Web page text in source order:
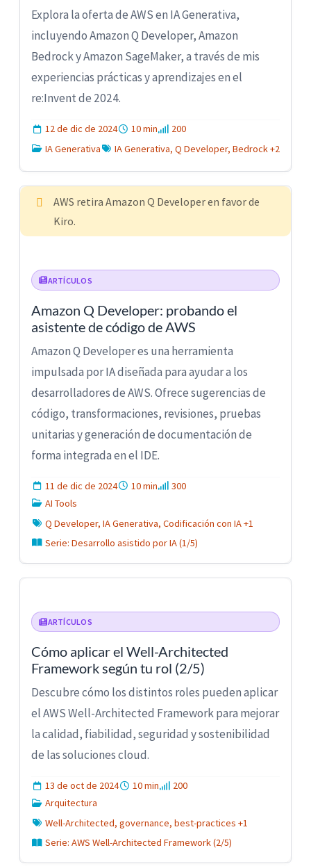
Explora la oferta de AWS en IA Generativa,
incluyendo Amazon Q Developer, Amazon
Bedrock y Amazon SageMaker, a través de mis
experiencias prácticas y aprendizajes en el
re:Invent de 2024.
12 de dic de 2024 10 min
200
IA Generativa
IA Generativa, Q Developer, Bedrock +2
AWS retira Amazon Q Developer en favor de
Kiro.
ARTÍCULOS
Amazon Q Developer: probando el
asistente de código de AWS
Amazon Q Developer es una herramienta
impulsada por IA diseñada para ayudar a los
desarrolladores de AWS. Ofrece sugerencias de
código, transformaciones, revisiones, pruebas
unitarias y generación de documentación de
forma integrada en el IDE.
11 de dic de 2024 10 min
300
AI Tools
Q Developer, IA Generativa, Codificación con IA +1
Serie: Desarrollo asistido por IA (1/5)
ARTÍCULOS
Cómo aplicar el Well-Architected
Framework según tu rol (2/5)
Descubre cómo los distintos roles pueden aplicar
el AWS Well-Architected Framework para mejorar
la calidad, fiabilidad, seguridad y sostenibilidad
de las soluciones cloud.
13 de oct de 2024 10 min
200
Arquitectura
Well-Architected, governance, best-practices +1
Serie: AWS Well-Architected Framework (2/5)